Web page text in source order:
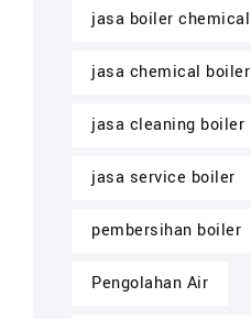
jasa boiler chemical
jasa chemical boiler
jasa cleaning boiler
jasa service boiler
pembersihan boiler
Pengolahan Air